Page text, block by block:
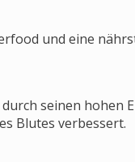
und eine
durch seinen
Blutes verbessert.